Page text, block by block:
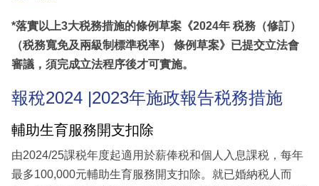
*落實以上3大税務措施的條例草案《2024年 税務（修訂）
（税務寬免及兩級制標準税率） 條例草案》已提交立法會
審議，須完成立法程序後才可實施。
報稅2024 |2023年施政報告税務措施
輔助生育服務開支扣除
由2024/25課税年度起適用於薪俸税和個人入息課税，每年
最多100,000元輔助生育服務開支扣除。就已婚納税人而